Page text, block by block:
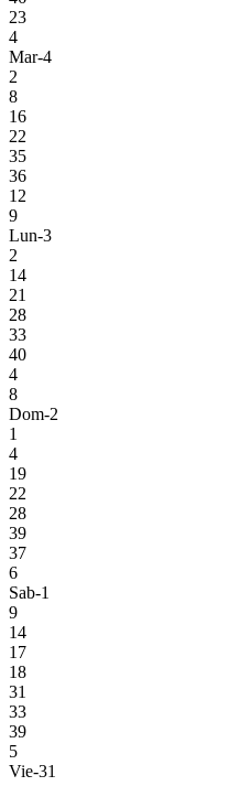
23
4
Mar-4
2
8
16
22
35
36
12
9
Lun-3
2
14
21
28
33
40
4
8
Dom-2
1
4
19
22
28
39
37
6
Sab-1
9
14
17
18
31
33
39
5
Vie-31